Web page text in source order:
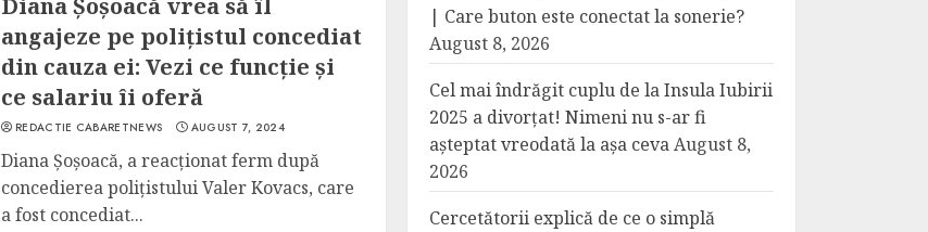
Diana Șoșoacă vrea să îl
angajeze pe polițistul concediat
din cauza ei: Vezi ce funcție și
ce salariu îi oferă
REDACTIE CABARETNEWS AUGUST 7, 2024
Diana Șoșoacă, a reacționat ferm după
concedierea polițistului Valer Kovacs, care
a fost concediat...
| Care buton este conectat la sonerie?
August 8, 2026
Cel mai îndrăgit cuplu de la Insula Iubirii
2025 a divorțat! Nimeni nu s-ar fi
așteptat vreodată la așa cevaAugust 8,
2026
Cercetătorii explică de ce o simplă